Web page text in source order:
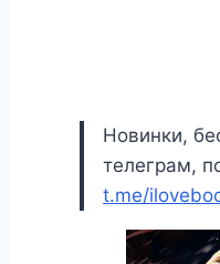
Новинки,
телеграм,
t.me/